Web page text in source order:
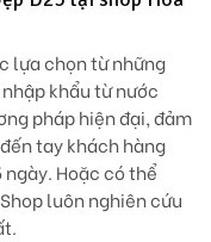
lựa chọn từ những
khẩu từ nước
pháp hiện đại, đảm
tay khách hàng
Hoặc có thể
luôn nghiên cứu